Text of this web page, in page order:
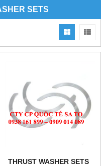
SETS
THRUST WASHER SETS